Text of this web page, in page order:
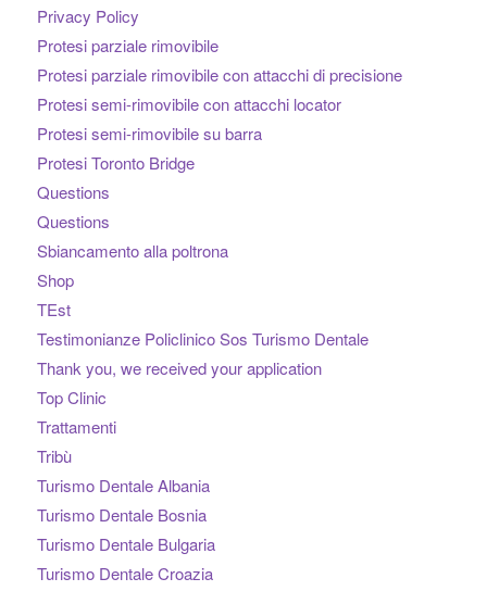
Privacy Policy
Protesi parziale rimovibile
Protesi parziale rimovibile con attacchi di precisione
Protesi semi-rimovibile con attacchi locator
Protesi semi-rimovibile su barra
Protesi Toronto Bridge
Questions
Questions
Sbiancamento alla poltrona
Shop
TEst
Testimonianze Policlinico Sos Turismo Dentale
Thank you, we received your application
Top Clinic
Trattamenti
Tribù
Turismo Dentale Albania
Turismo Dentale Bosnia
Turismo Dentale Bulgaria
Turismo Dentale Croazia